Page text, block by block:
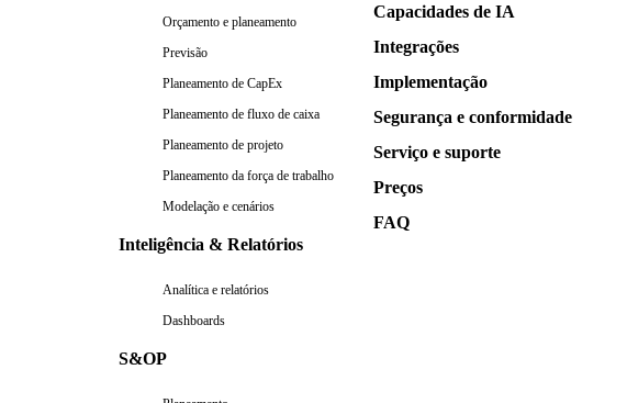
Orçamento e planeamento
Previsão
Planeamento de CapEx
Planeamento de fluxo de caixa
Planeamento de projeto
Planeamento da força de trabalho
Modelação e cenários
Inteligência & Relatórios
Analítica e relatórios
Dashboards
S&OP
Capacidades de IA
Integrações
Implementação
Segurança e conformidade
Serviço e suporte
Preços
FAQ